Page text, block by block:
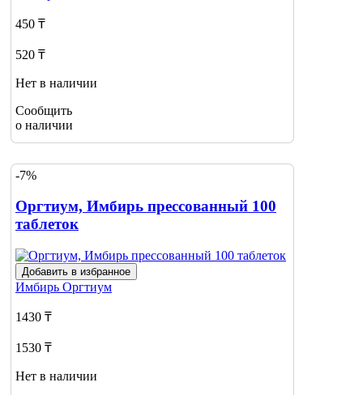
450 ₸
520 ₸
Нет в наличии
Сообщить
о наличии
-7%
Оргтиум, Имбирь прессованный 100
таблеток
Добавить в избранное
Имбирь Оргтиум
1430 ₸
1530 ₸
Нет в наличии